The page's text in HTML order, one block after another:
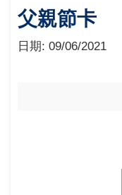
父親節卡
日期: 09/06/2021